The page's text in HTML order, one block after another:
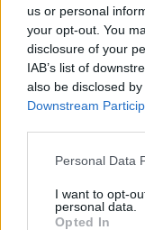
us or personal
your opt-out. You
disclosure of your
IAB’s list of
also be disclosed
Downstream
Personal Data
I want to opt-
personal data.
Opted In